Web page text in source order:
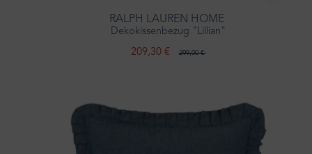
RALPH LAUREN HOME
Dekokissenbezug "Lillian"
209,30 € 299,00 €